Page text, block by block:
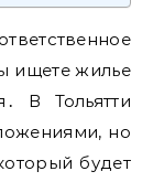
ищете жилье
В Тольятти
но
будет